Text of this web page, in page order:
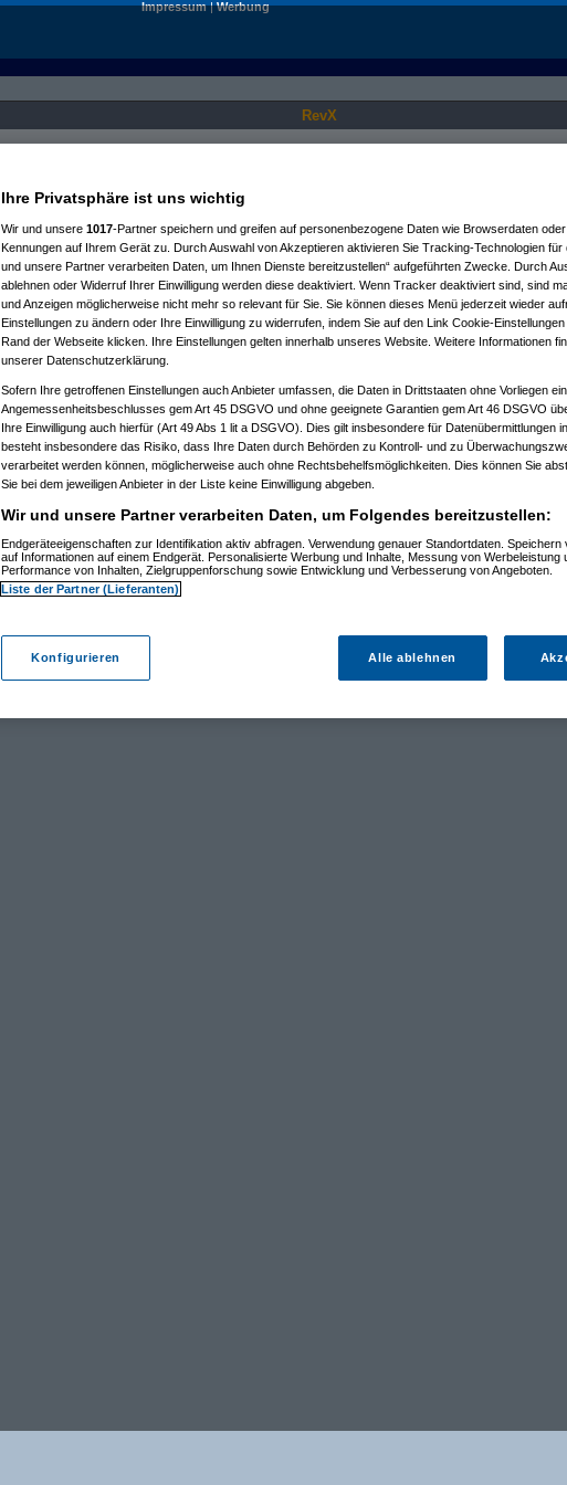
Impressum|Werbung
RevX
Ihre Privatsphäre ist uns wichtig
Wir und unsere 1017-Partner speichern und greifen auf personenbezogene Daten wie Browserdaten
Kennungen auf Ihrem Gerät zu. Durch Auswahl von Akzeptieren aktivieren Sie Tracking-Technologien für
und unsere Partner verarbeiten Daten, um Ihnen Dienste bereitzustellen“ aufgeführten Zwecke. Durch
ablehnen oder Widerruf Ihrer Einwilligung werden diese deaktiviert. Wenn Tracker deaktiviert sind, sind
und Anzeigen möglicherweise nicht mehr so relevant für Sie. Sie können dieses Menü jederzeit wieder
Einstellungen zu ändern oder Ihre Einwilligung zu widerrufen, indem Sie auf den Link Cookie-
Rand der Webseite klicken. Ihre Einstellungen gelten innerhalb unseres Website. Weitere Informationen
unserer Datenschutzerklärung.
Sofern Ihre getroffenen Einstellungen auch Anbieter umfassen, die Daten in Drittstaaten ohne Vorliegen
Angemessenheitsbeschlusses gem Art 45 DSGVO und ohne geeignete Garantien gem Art 46 DSGVO
Ihre Einwilligung auch hierfür (Art 49 Abs 1 lit a DSGVO). Dies gilt insbesondere für Datenübermittlungen
besteht insbesondere das Risiko, dass Ihre Daten durch Behörden zu Kontroll- und zu
verarbeitet werden können, möglicherweise auch ohne Rechtsbehelfsmöglichkeiten. Dies können Sie
Sie bei dem jeweiligen Anbieter in der Liste keine Einwilligung abgeben.
Wir und unsere Partner verarbeiten Daten, um Folgendes bereitzustellen:
Endgeräteeigenschaften zur Identifikation aktiv abfragen. Verwendung genauer Standortdaten. Speichern
auf Informationen auf einem Endgerät. Personalisierte Werbung und Inhalte, Messung von Werbeleistung
Performance von Inhalten, Zielgruppenforschung sowie Entwicklung und Verbesserung von Angeboten.
Liste der Partner (Lieferanten)
Konfigurieren Alle ablehnen